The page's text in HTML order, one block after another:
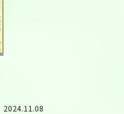
2024.11.08